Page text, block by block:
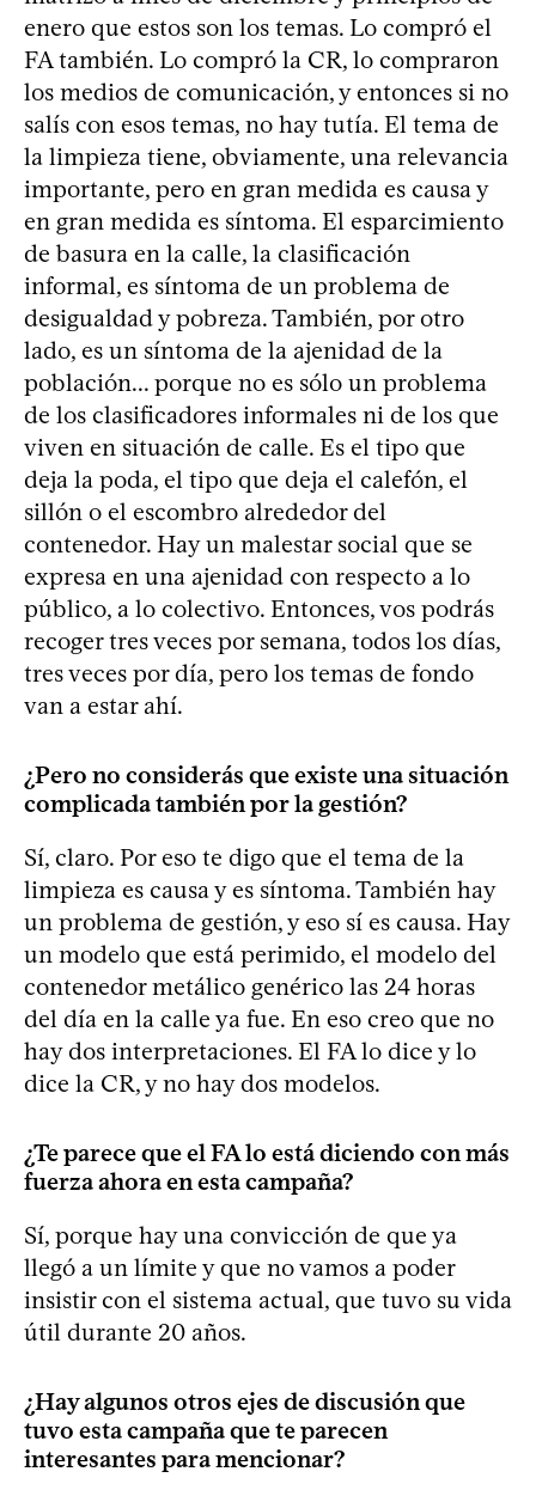
enero que estos son los temas. Lo compró el
FA también. Lo compró la CR, lo compraron
los medios de comunicación, y entonces si no
salís con esos temas, no hay tutía. El tema de
la limpieza tiene, obviamente, una relevancia
importante, pero en gran medida es causa y
en gran medida es síntoma. El esparcimiento
de basura en la calle, la clasificación
informal, es síntoma de un problema de
desigualdad y pobreza. También, por otro
lado, es un síntoma de la ajenidad de la
población... porque no es sólo un problema
de los clasificadores informales ni de los que
viven en situación de calle. Es el tipo que
deja la poda, el tipo que deja el calefón, el
sillón o el escombro alrededor del
contenedor. Hay un malestar social que se
expresa en una ajenidad con respecto a lo
público, a lo colectivo. Entonces, vos podrás
recoger tres veces por semana, todos los días,
tres veces por día, pero los temas de fondo
van a estar ahí.
¿Pero no considerás que existe una situación
complicada también por la gestión?
Sí, claro. Por eso te digo que el tema de la
limpieza es causa y es síntoma. También hay
un problema de gestión, y eso sí es causa. Hay
un modelo que está perimido, el modelo del
contenedor metálico genérico las 24 horas
del día en la calle ya fue. En eso creo que no
hay dos interpretaciones. El FA lo dice y lo
dice la CR, y no hay dos modelos.
¿Te parece que el FA lo está diciendo con más
fuerza ahora en esta campaña?
Sí, porque hay una convicción de que ya
llegó a un límite y que no vamos a poder
insistir con el sistema actual, que tuvo su vida
útil durante 20 años.
¿Hay algunos otros ejes de discusión que
tuvo esta campaña que te parecen
interesantes para mencionar?